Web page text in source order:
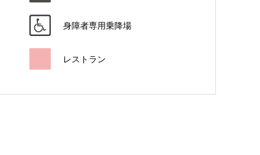
身障者専用乗降場
レストラン